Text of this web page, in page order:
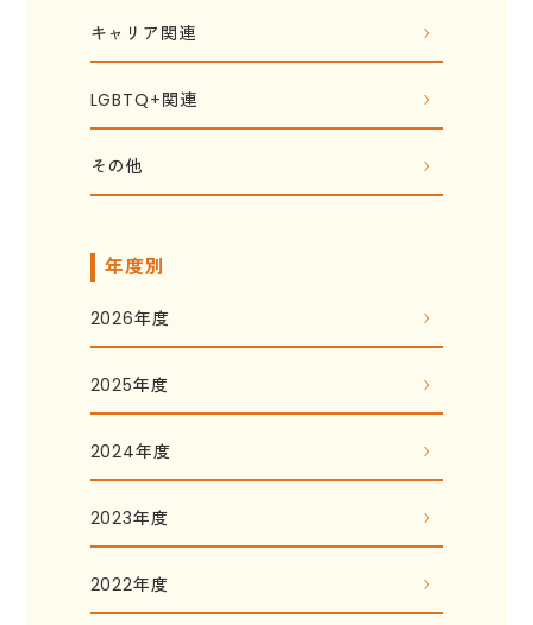
キャリア関連
LGBTQ+関連
その他
年度別
2026年度
2025年度
2024年度
2023年度
2022年度